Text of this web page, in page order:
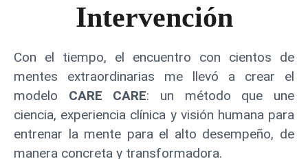
Intervención
Con el tiempo, el encuentro con cientos de
mentes extraordinarias me llevó a crear el
modelo CARE CARE: un método que une
ciencia, experiencia clínica y visión humana para
entrenar la mente para el alto desempeño, de
manera concreta y transformadora.